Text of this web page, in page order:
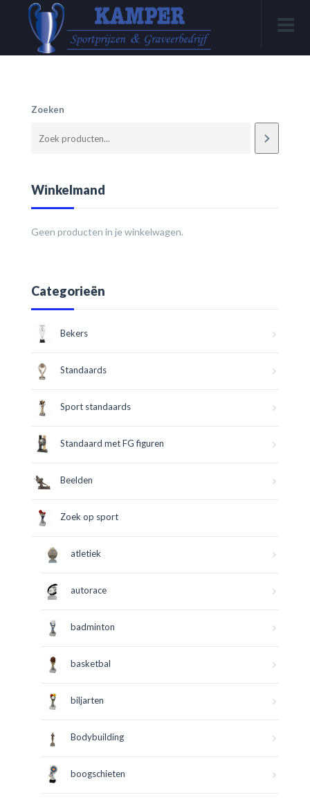
Zoeken
Winkelmand
Geen producten in je winkelwagen.
Categorieën
Bekers
Standaards
Sport standaards
Standaard met FG figuren
Beelden
Zoek op sport
atletiek
autorace
badminton
basketbal
biljarten
Bodybuilding
boogschieten